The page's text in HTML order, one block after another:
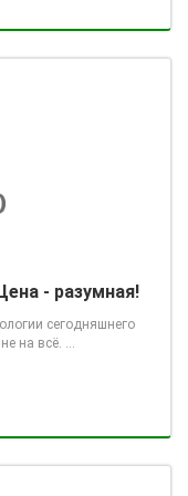
- разумная!
сегодняшнего
на всё. …